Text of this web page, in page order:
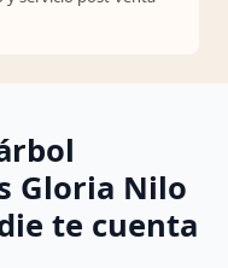
Gloria Nilo
te cuenta